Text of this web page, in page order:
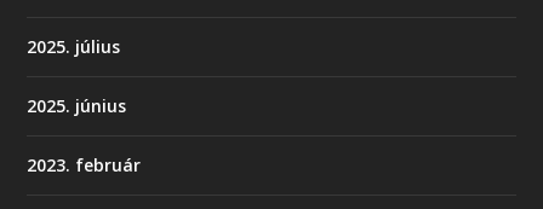
2025. július
2025. június
2023. február